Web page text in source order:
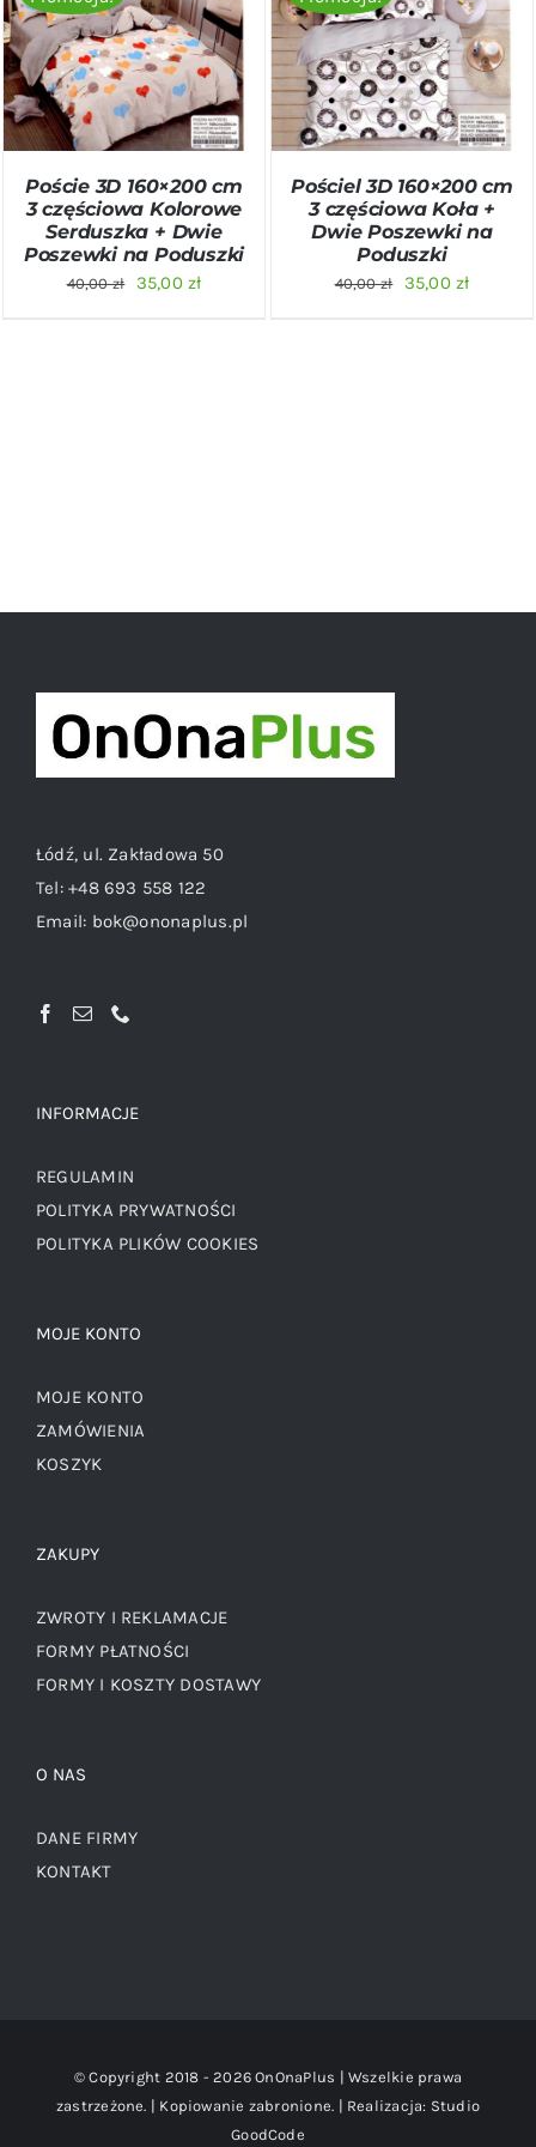
40,00 zł.35,00 zł.
DODAJ DO KOSZYKA
/
SZCZEGÓŁY
Poście 3D 160×200 cm
3 częściowa Kolorowe
Serduszka + Dwie
Poszewki na Poduszki
40,00zł
Pierwotna
35,00 złAktualna
DODAJ DO KOSZYKA
/
SZCZEGÓŁY
Pościel 3D 160×200 cm
3 częściowa Koła +
Dwie Poszewki na
Poduszki
40,00zł
Pierwotna
35,00 zł
Łódź, ul. Zakładowa 50
Tel:+48 693 558 122
Email: bok@ononaplus.pl
INFORMACJE
REGULAMIN
POLITYKA PRYWATNOŚCI
POLITYKA PLIKÓW COOKIES
MOJE KONTO
MOJE KONTO
ZAMÓWIENIA
KOSZYK
ZAKUPY
ZWROTY I REKLAMACJE
FORMY PŁATNOŚCI
FORMY I KOSZTY DOSTAWY
O NAS
DANE FIRMY
KONTAKT
© Copyright 2018 -2026 OnOnaPlus | Wszelkie prawa
zastrzeżone. | Kopiowanie zabronione. | Realizacja: Studio
GoodCode